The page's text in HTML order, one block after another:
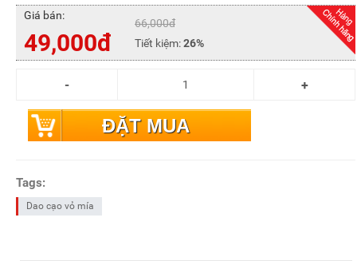
Giá bán:
49,000đ
66,000đ
Tiết kiệm:26%
ĐẶT MUA
Tags:
Dao cạo vỏ mía